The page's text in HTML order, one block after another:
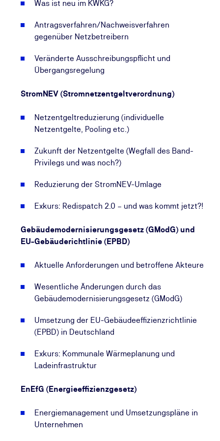
Was ist neu im KWKG?
Antragsverfahren/Nachweisverfahren
gegenüber Netzbetreibern
Veränderte Ausschreibungspflicht und
Übergangsregelung
StromNEV (Stromnetzentgeltverordnung)
Netzentgeltreduzierung (individuelle
Netzentgelte, Pooling etc.)
Zukunft der Netzentgelte (Wegfall des Band-
Privilegs und was noch?)
Reduzierung der StromNEV-Umlage
Exkurs: Redispatch 2.0 – und was kommt jetzt?!
Gebäudemodernisierungsgesetz (GModG) und
EU-Gebäuderichtlinie (EPBD)
Aktuelle Anforderungen und betroffene Akteure
Wesentliche Änderungen durch das
Gebäudemodernisierungsgesetz (GModG)
Umsetzung der EU-Gebäudeeffizienzrichtlinie
(EPBD) in Deutschland
Exkurs: Kommunale Wärmeplanung und
Ladeinfrastruktur
EnEfG (Energieeffizienzgesetz)
Energiemanagement und Umsetzungspläne in
Unternehmen